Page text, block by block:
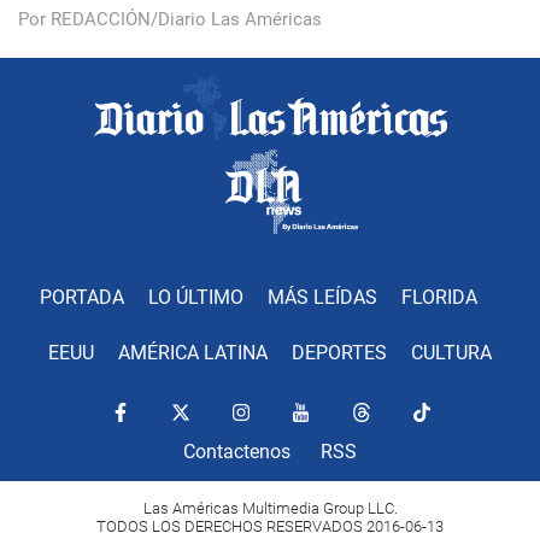
Por REDACCIÓN/Diario Las Américas
PORTADA LO ÚLTIMO MÁS LEÍDAS FLORIDA
EEUU AMÉRICA LATINA DEPORTES CULTURA
Contactenos RSS
Las Américas Multimedia Group LLC.
TODOS LOS DERECHOS RESERVADOS 2016-06-13